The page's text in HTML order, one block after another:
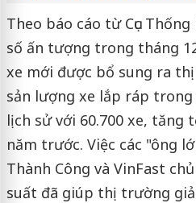
Theo báo cáo từ Cục
số ấn tượng trong tháng
xe mới được bổ sung ra
sản lượng xe lắp ráp trong
lịch sử với 60.700 xe, tăng
năm trước. Việc các "ông
Thành Công và VinFast
suất đã giúp thị trường